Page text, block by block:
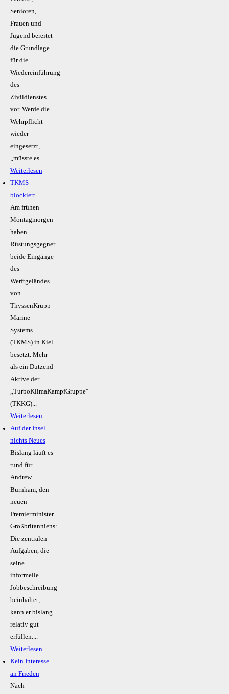
Senioren,
Frauen und
Jugend bereitet
die Grundlage
für die
Wiedereinführung
des
Zivildienstes
vor. Werde die
Wehrpflicht
wieder
eingesetzt,
„müsste es...
Weiterlesen
TKMS
blockiert
Am frühen
Montagmorgen
haben
Rüstungsgegner
beide Eingänge
des
Werftgeländes
von
ThyssenKrupp
Marine
Systems
(TKMS) in Kiel
besetzt. Mehr
als ein Dutzend
Aktive der
„TurboKlimaKampfGruppe“
(TKKG)...
Weiterlesen
Auf der Insel
nichts Neues
Bislang läuft es
rund für
Andrew
Burnham, den
neuen
Premierminister
Großbritanniens:
Die zentralen
Aufgaben, die
seine
informelle
Jobbeschreibung
beinhaltet,
kann er bislang
relativ gut
erfüllen....
Weiterlesen
Kein Inte­resse
an Frieden
Nach